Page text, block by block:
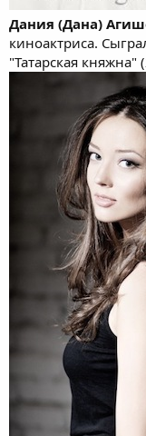
Дания (Дана)
киноактриса.
"Татарская княжна"